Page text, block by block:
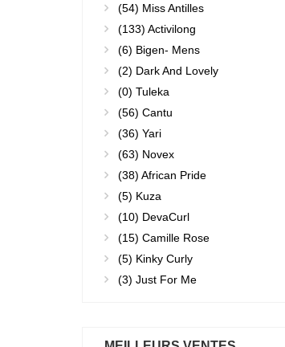
(54) Miss Antilles
(133) Activilong
(6) Bigen- Mens
(2) Dark And Lovely
(0) Tuleka
(56) Cantu
(36) Yari
(63) Novex
(38) African Pride
(5) Kuza
(10) DevaCurl
(15) Camille Rose
(5) Kinky Curly
(3) Just For Me